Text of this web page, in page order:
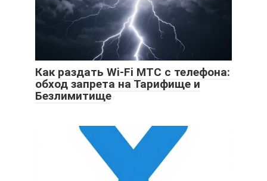
Как раздать Wi-Fi МТС с телефона:
обход запрета на Тарифище и
Безлимитище